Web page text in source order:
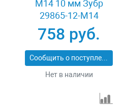
М14 10 мм Зубр
29865-12-M14
758 руб.
Сообщить о поступлении
Нет в наличии